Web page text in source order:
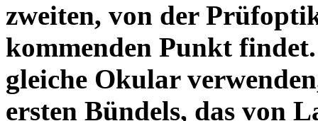
zweiten, von der
kommenden Punkt
gleiche Okular
ersten Bündels, das von